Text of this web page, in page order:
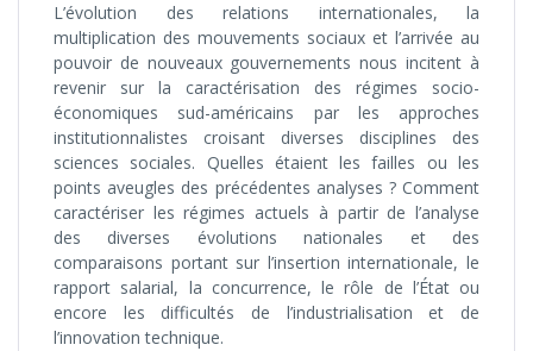
L’évolution des relations internationales, la
multiplication des mouvements sociaux et l’arrivée au
pouvoir de nouveaux gouvernements nous incitent à
revenir sur la caractérisation des régimes socio-
économiques sud-américains par les approches
institutionnalistes croisant diverses disciplines des
sciences sociales. Quelles étaient les failles ou les
points aveugles des précédentes analyses ? Comment
caractériser les régimes actuels à partir de l’analyse
des diverses évolutions nationales et des
comparaisons portant sur l’insertion internationale, le
rapport salarial, la concurrence, le rôle de l’État ou
encore les difficultés de l’industrialisation et de
l’innovation technique.